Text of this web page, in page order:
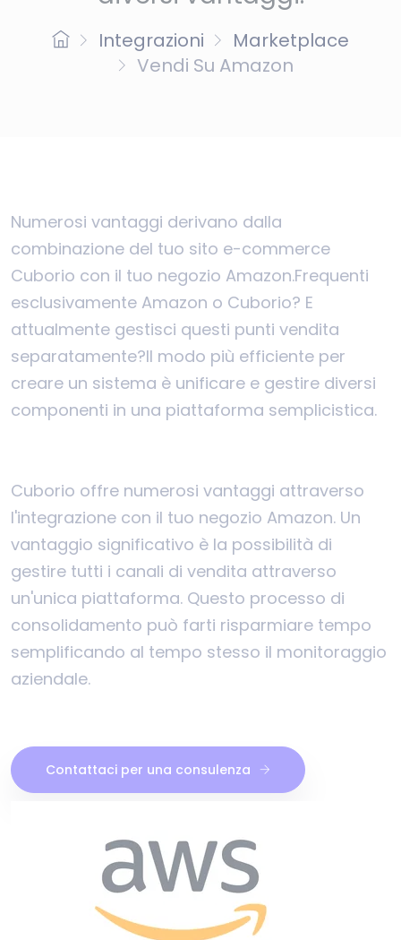
Integrazioni
Marketplace
Vendi Su Amazon
Numerosi vantaggi derivano dalla
combinazione del tuo sito e-commerce
Cuborio con il tuo negozio Amazon.Frequenti
esclusivamente Amazon o Cuborio? E
attualmente gestisci questi punti vendita
separatamente?Il modo più efficiente per
creare un sistema è unificare e gestire diversi
componenti in una piattaforma semplicistica.
Cuborio offre numerosi vantaggi attraverso
l'integrazione con il tuo negozio Amazon. Un
vantaggio significativo è la possibilità di
gestire tutti i canali di vendita attraverso
un'unica piattaforma. Questo processo di
consolidamento può farti risparmiare tempo
semplificando al tempo stesso il monitoraggio
aziendale.
Contattaci per una consulenza